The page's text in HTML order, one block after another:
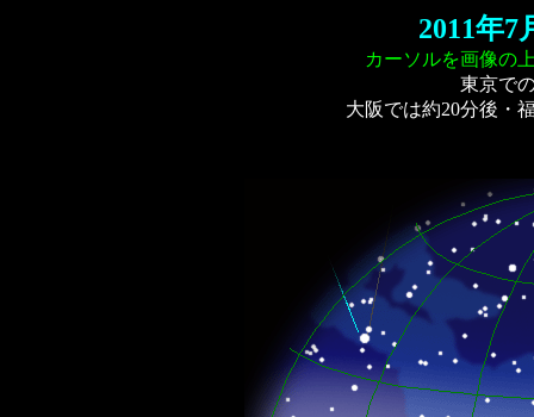
2011年
カーソルを画像の
東京で
大阪では約20分後・